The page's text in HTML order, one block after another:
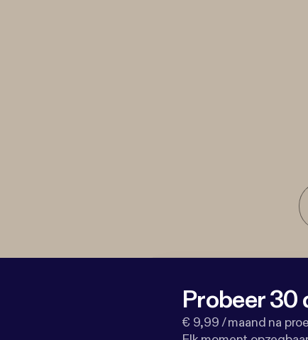
Probeer 30
€ 9,99 / maand na